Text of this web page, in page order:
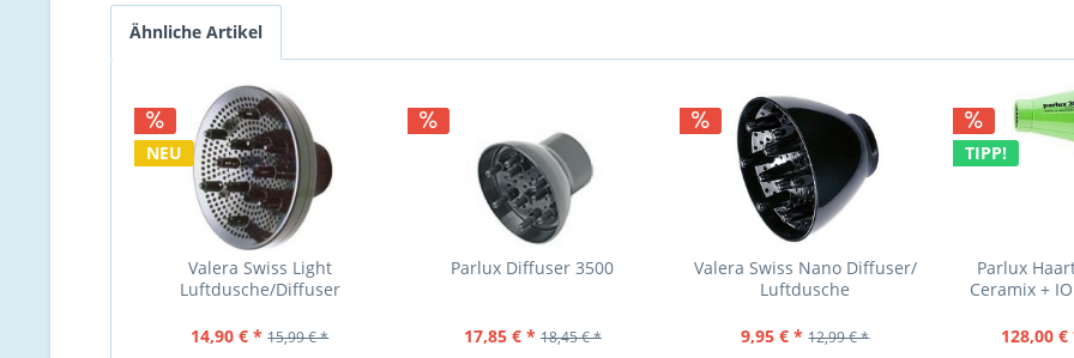
Ähnliche Artikel
NEU
Valera Swiss Light
Luftdusche/Diffuser
14,90 € * 15,99 € *
Parlux Diffuser 3500
17,85 € * 18,45 € *
Valera Swiss Nano Diffuser/
Luftdusche
9,95 € * 12,99 € *
TIPP!
Parlux
Ceramix +
128,00 €